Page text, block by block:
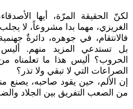
لكنّ الحقيقة المرّة، أيها
الغريزي، مهما بدا مشروعاً، لا
فالانتقام، في جوهره، دائرةٌ
بل تستدعي المزيد منهم.
الحروب؟ أليس هذا ما تعلمناه
الصراعات التي لا تبقي ولا تذر؟
إن الألم، حين يقود صاحبه، يصنع
من الصعب التفريق بين الجلاد